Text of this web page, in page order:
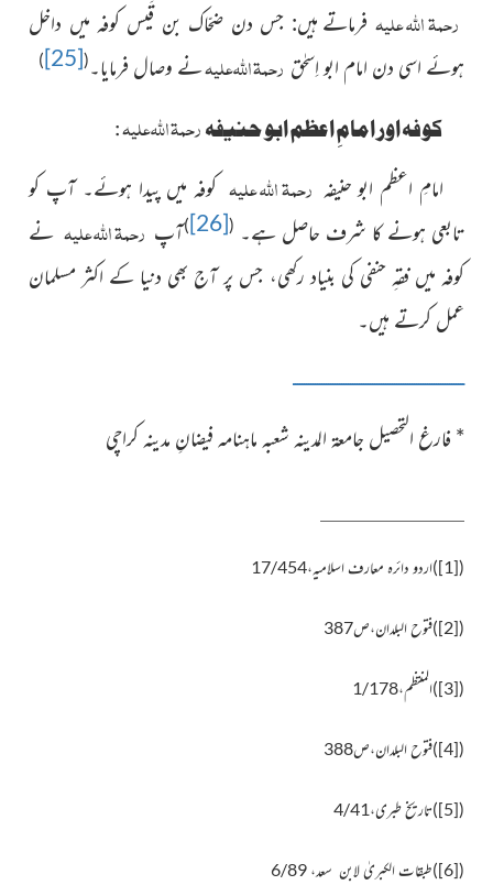
رحمۃ اللہ علیہ فرماتے ہیں: جس دن ضحّاک بن قَیس کوفہ میں داخل
ہوئے اسی دن امام ابو اِسحٰق رحمۃ اللہ علیہنے وصال فرمایا۔(
[25]
)
کوفہ اور امامِ اعظم ابو حنیفہرحمۃ اللہ علیہ:
امامِ اعظم ابو حنیفہ رحمۃ اللہ علیہ کوفہ میں پیدا ہوئے۔ آپ کو
تابعی ہونے کا شرف حاصل ہے۔ (
[26]
)آپ رحمۃ اللہ علیہ نے
کوفہ میں فقہِ حنفی کی بنیاد رکھی، جس پر آج بھی دنیا کے اکثر مسلمان
عمل کرتے ہیں۔
ــــــــــــــــــــــــــــــــــــــــــــــــــــــــــــــــــــــــــــــ
* فارغ التحصیل جامعۃ المدینہ شعبہ ماہنامہ فیضانِ مدینہ کراچی
(
[1]
)اردو دائرہ معارف اسلامیہ،17/454
(
[2]
)فتوح البلدان،ص387
(
[3]
)المنتظم،1/178
(
[4]
)فتوح البلدان،ص388
(
[5]
)تاریخ طبری،4/41
(
[6])طبقات الکبریٰ لابن سعد، 6/89